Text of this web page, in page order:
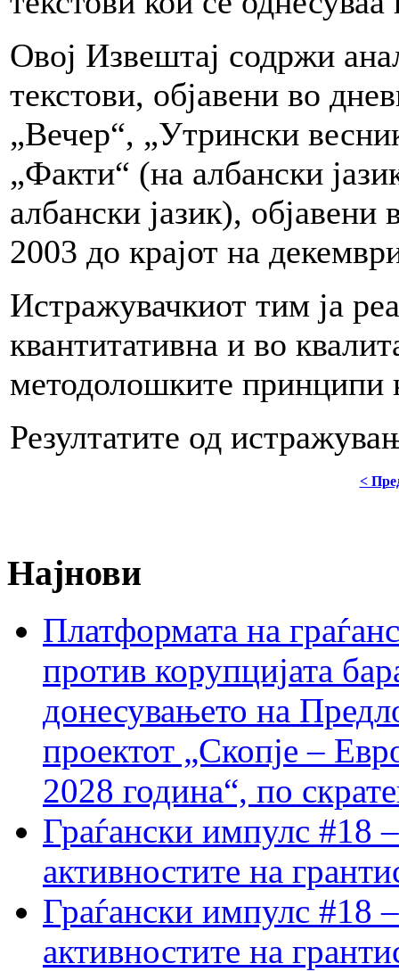
Овој Извештај содржи
текстови, објавени во
„Вечер“, „Утрински
„Факти“ (на албански
албански јазик), објавени
2003 до крајот на
Истражувачкиот тим ја
квантитативна и во
методолошките принципи
Резултатите од
<
Најнови
Платформата на
против корупцијата
донесувањето на
проектот „Скопје –
2028 година“, по
Граѓански импулс #18
активностите на
Граѓански импулс #18
активностите на